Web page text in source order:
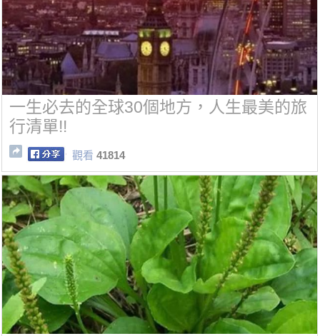
一生必去的全球30個地方，人生最美的旅
行清單!!
觀看 41814